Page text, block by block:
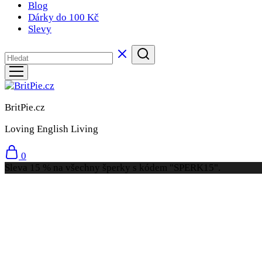
Blog
Dárky do 100 Kč
Slevy
BritPie.cz
Loving English Living
0
Sleva 15 % na všechny šperky s kódem "SPERK15".